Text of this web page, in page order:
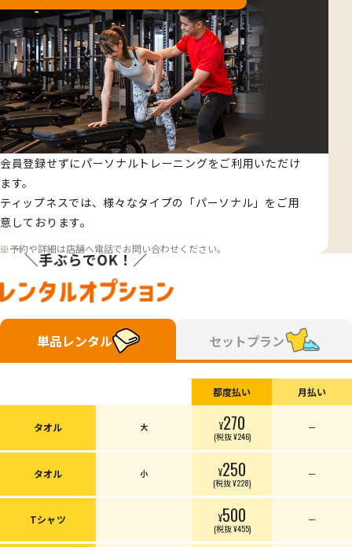
会員登録せずにパーソナルトレーニングをご利用いただけ
ます。
ティップネスでは、様々なタイプの「パーソナル」をご用
意しております。
予約や詳細は店舗へ電話でお問い合わせください。
単品レンタル セットプラン
都度払い 月払い
タオル 大 ¥270
(税抜 ¥246)
ー
タオル 小 ¥250
(税抜 ¥228)
ー
Tシャツ ¥500
(税抜 ¥455)
ー